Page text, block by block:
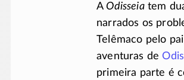
AOdisseiatem
narrados os
Telêmaco pelo
aventuras de
primeira parte é